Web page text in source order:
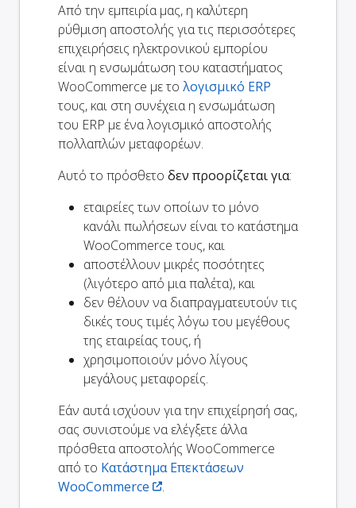
Από την εμπειρία μας, η καλύτερη
ρύθμιση αποστολής για τις περισσότερες
επιχειρήσεις ηλεκτρονικού εμπορίου
είναι η ενσωμάτωση του καταστήματος
WooCommerce με το λογισμικό ERP
τους, και στη συνέχεια η ενσωμάτωση
του ERP με ένα λογισμικό αποστολής
πολλαπλών μεταφορέων.
Αυτό το πρόσθετο δεν προορίζεται για:
εταιρείες των οποίων το μόνο
κανάλι πωλήσεων είναι το κατάστημα
WooCommerce τους, και
αποστέλλουν μικρές ποσότητες
(λιγότερο από μια παλέτα), και
δεν θέλουν να διαπραγματευτούν τις
δικές τους τιμές λόγω του μεγέθους
της εταιρείας τους, ή
χρησιμοποιούν μόνο λίγους
μεγάλους μεταφορείς.
Εάν αυτά ισχύουν για την επιχείρησή σας,
σας συνιστούμε να ελέγξετε άλλα
πρόσθετα αποστολής WooCommerce
από το Κατάστημα Επεκτάσεων
WooCommerce
.